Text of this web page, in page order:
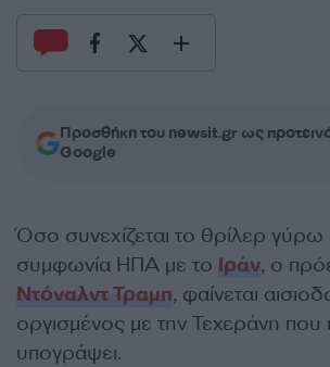
Προσθήκη του newsit.gr ως
Google
Όσο συνεχίζεται το θρίλερ γύρω
συμφωνία ΗΠΑ με το Ιράν, ο
Ντόναλντ Τραμπ, φαίνεται
οργισμένος με την Τεχεράνη που
υπογράψει.